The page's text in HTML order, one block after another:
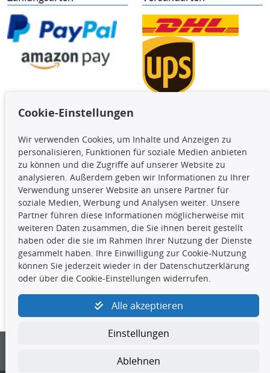
Die hier angezeigten Daten,
insbesondere die gesamte Datenbank,
dürfen nicht kopiert werden. Es ist zu
unterlassen, die Daten oder die gesamte Datenbank ohne
vorherige Zustimmung TecDocs zu vervielfältigen, zu
verbreiten und/oder diese Handlungen durch Dritte ausführen
zu lassen. Ein Zuwiderhandeln stellt eine
Urheberrechtsverletzung dar und wird verfolgt.
Kontakt
kundenservice@4yourcar.de
Cookie-Einstellungen
Wir verwenden Cookies, um Inhalte und Anzeigen zu
personalisieren, Funktionen für soziale Medien anbieten
zu können und die Zugriffe auf unserer Website zu
analysieren. Außerdem geben wir Informationen zu Ihrer
Verwendung unserer Website an unsere Partner für
soziale Medien, Werbung und Analysen weiter. Unsere
Partner führen diese Informationen möglicherweise mit
weiteren Daten zusammen, die Sie ihnen bereit gestellt
haben oder die sie im Rahmen Ihrer Nutzung der Dienste
gesammelt haben. Ihre Einwilligung zur Cookie-Nutzung
können Sie jederzeit wieder in der Datenschutzerklärung
oder über die Cookie-Einstellungen widerrufen.
Alle akzeptieren
Einstellungen
Ablehnen